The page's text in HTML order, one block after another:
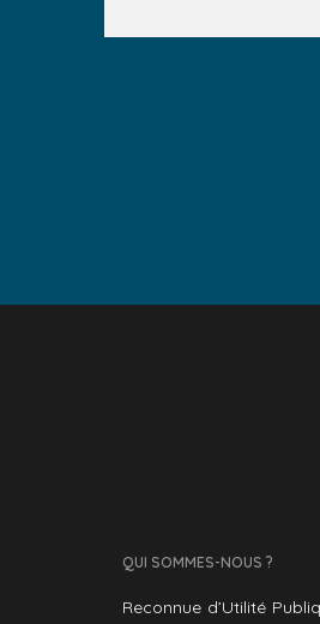
QUI SOMMES-NOUS ?
Reconnue d’Utilité